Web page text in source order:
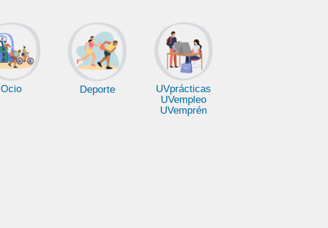
Ocio Deporte
UVprácticas
UVempleo
UVemprén